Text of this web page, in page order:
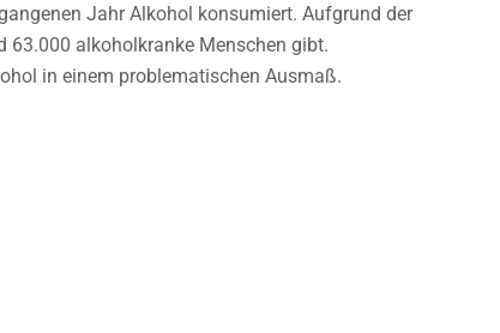
Jahr Alkohol konsumiert. Aufgrund der
63.000 alkoholkranke Menschen gibt.
in einem problematischen Ausmaß.